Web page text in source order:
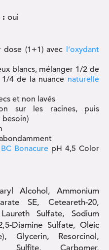
: oui
(1+1) avec l’oxydant
blancs, mélanger 1/2 de
4 de la nuance naturelle
et non lavés
sur les racines, puis
besoin)
Bonacure pH 4,5 Color
Alcohol, Ammonium
SE, Ceteareth-20,
Sulfate, Sodium
Diamine Sulfate, Oleic
Glycerin, Resorcinol,